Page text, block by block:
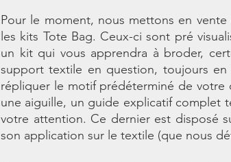
Pour le moment, nous mettons en
les kits Tote Bag. Ceux-ci sont pré
un kit qui vous apprendra à broder,
support textile en question, toujours
répliquer le motif prédéterminé de votre
une aiguille, un guide explicatif complet
votre attention. Ce dernier est disposé
son application sur le textile (que nous